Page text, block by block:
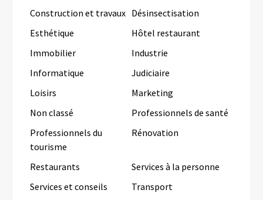
Construction et travaux Désinsectisation
Esthétique
Hôtel restaurant
Immobilier
Industrie
Informatique
Judiciaire
Loisirs
Marketing
Non classé
Professionnels de santé
Professionnels du
tourisme
Rénovation
Restaurants
Services à la personne
Services et conseils
Transport